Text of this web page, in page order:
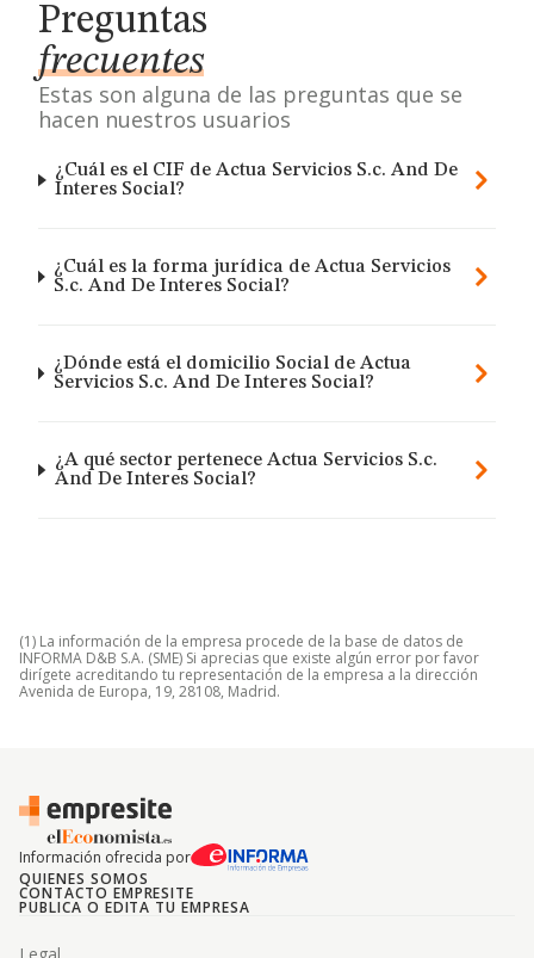
Preguntas
frecuentes
Estas son alguna de las preguntas que se
hacen nuestros usuarios
¿Cuál es el CIF de Actua Servicios S.c. And De
Interes Social?
¿Cuál es la forma jurídica de Actua Servicios
S.c. And De Interes Social?
¿Dónde está el domicilio Social de Actua
Servicios S.c. And De Interes Social?
¿A qué sector pertenece Actua Servicios S.c.
And De Interes Social?
(1) La información de la empresa procede de la base de datos de
INFORMA D&B S.A. (SME) Si aprecias que existe algún error por favor
dirígete acreditando tu representación de la empresa a la dirección
Avenida de Europa, 19, 28108, Madrid.
Información ofrecida por
QUIENES SOMOS
CONTACTO EMPRESITE
PUBLICA O EDITA TU EMPRESA